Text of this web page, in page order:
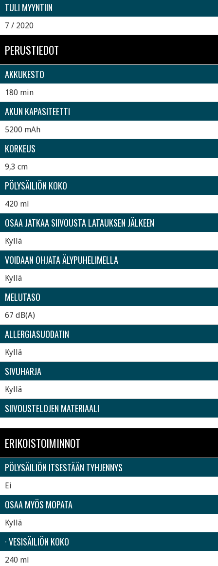
TULI MYYNTIIN
7 / 2020
PERUSTIEDOT
AKKUKESTO
180 min
AKUN KAPASITEETTI
5200 mAh
KORKEUS
9,3 cm
PÖLYSÄILIÖN KOKO
420 ml
OSAA JATKAA SIIVOUSTA LATAUKSEN JÄLKEEN
Kyllä
VOIDAAN OHJATA ÄLYPUHELIMELLA
Kyllä
MELUTASO
67 dB(A)
ALLERGIASUODATIN
Kyllä
SIVUHARJA
Kyllä
SIIVOUSTELOJEN MATERIAALI
ERIKOISTOIMINNOT
PÖLYSÄILIÖN ITSESTÄÄN TYHJENNYS
Ei
OSAA MYÖS MOPATA
Kyllä
· VESISÄILIÖN KOKO
240 ml